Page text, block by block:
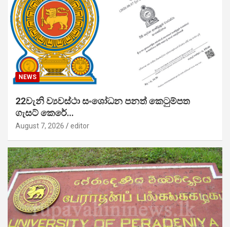
NEWS
22වැනි ව්‍යවස්ථා සංශෝධන පනත් කෙටුම්පත
ගැසට් කෙරේ…
August 7, 2026 editor